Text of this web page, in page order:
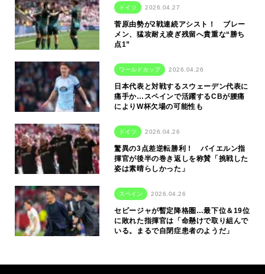
ドイツ 2026.04.27
菅原由勢が2戦連続アシスト！ ブレー
メン、猛攻耐え凌ぎ残留へ貴重な“勝ち
点1”
ワールドカップ 2026.04.26
日本代表と対戦するスウェーデン代表に
痛手か…スペインで活躍するCBが腰痛
によりW杯欠場の可能性も
ドイツ 2026.04.26
驚異の3点差逆転勝利！ バイエルン指
揮官が後半の巻き返しを称賛「挑戦した
姿は素晴らしかった」
スペイン 2026.04.26
セビージャが暫定降格圏…最下位＆19位
に敗れた指揮官は「命懸けで取り組んで
いる。まるで自閉症患者のようだ」